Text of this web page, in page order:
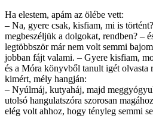
Ha elestem, apám az ölébe vett:
– Na, gyere csak, kisfiam, mi is
megbeszéljük a dolgokat, rendben? –
legtöbbször már nem volt semmi
jobban fájt valami. – Gyere kisfiam,
és a Móra könyvből tanult igét olvasta
kimért, mély hangján:
– Nyúlmáj, kutyaháj, majd
utolsó hangulatszóra szorosan
elég volt ahhoz, hogy tényleg semmi